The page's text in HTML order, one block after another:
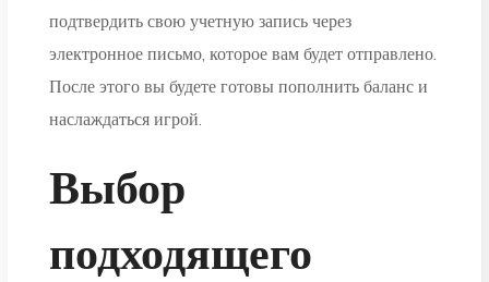
подтвердить свою учетную запись через
электронное письмо, которое вам будет отправлено.
После этого вы будете готовы пополнить баланс и
наслаждаться игрой.
Выбор
подходящего